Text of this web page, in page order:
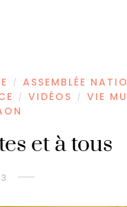
/ ASSEMBLÉE
/ VIDÉOS /
VIE
et à tous